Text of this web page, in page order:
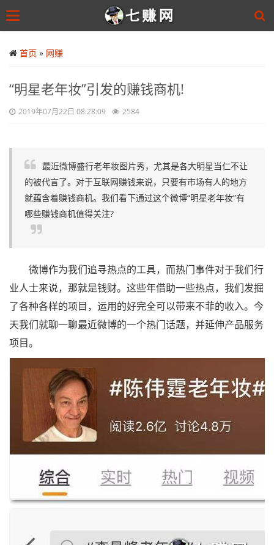
to
main
Toggle
首页 » 网赚
“明星老年妆”引发的赚钱商机!
2019年07月22日 08:28:09 2584
最近微博盛行老年妆图片秀，尤其是各大明星当仁不让
的被代言了。对于互联网赚钱来说，只要有市场有人的地方
就蕴含着赚钱商机。我们看下通过这个微博“明星老年妆”有
哪些赚钱商机值得关注?
微博作为我们追寻热点的工具，而热门事件对于我们行
业人士来说，那就是钱财。这些年借助一些热点，我们发掘
了各种各样的项目，运用的好完全可以带来不菲的收入。今
天我们就聊一聊最近微博的一个热门话题，并延伸产品服务
项目。